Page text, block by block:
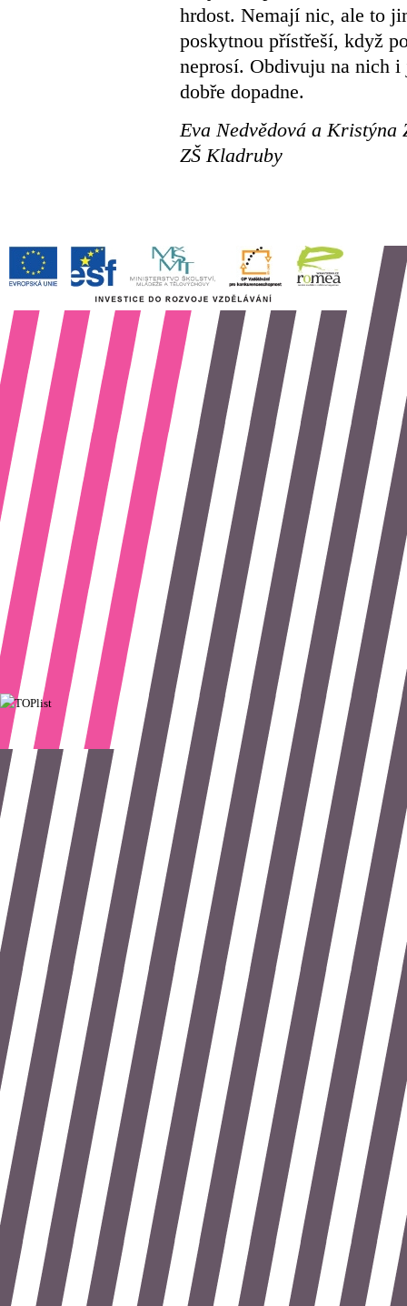
hrdost. Nemají nic, ale to
poskytnou přístřeší, když
neprosí. Obdivuju na nich
dobře dopadne.
Eva Nedvědová a Kristýna
ZŠ Kladruby